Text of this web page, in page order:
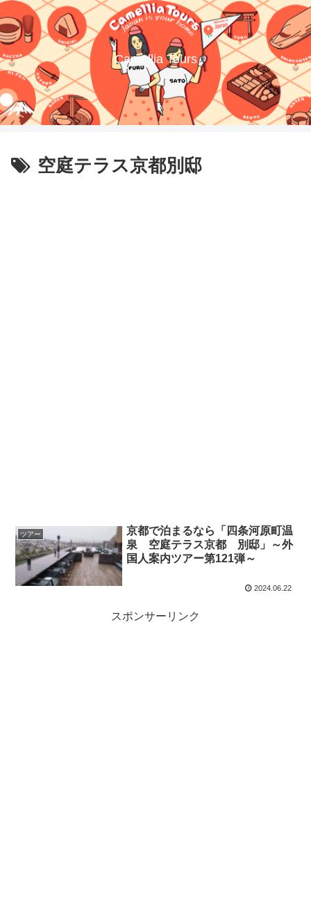
Camellia Tours
空庭テラス京都別邸
ツアー
京都で泊まるなら「四条河原町温
泉 空庭テラス京都 別邸」～外
国人案内ツアー第121弾～
2024.06.22
スポンサーリンク